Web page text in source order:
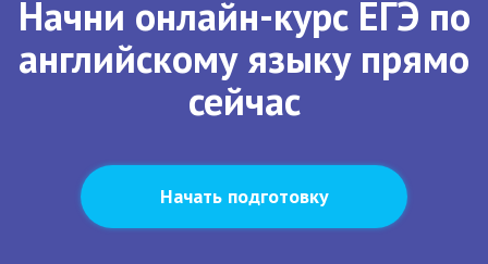
Начни онлайн-курс ЕГЭ по
английскому языку прямо
сейчас
Начать подготовку